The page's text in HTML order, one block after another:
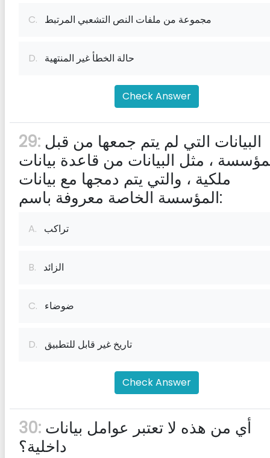
C. مجموعة من ملفات النص التشعبي المرتبط
D. حالة الخطأ غير المنتهية
Check Answer
29:
، مثل البيانات من قاعدة بيانات
ملكية ، والتي يتم دمجها مع بيانات
المؤسسة الخاصة معروفة باسم:
A. تراكب
B. الزائد
C. ضوضاء
D. تاريخ غير قابل للتطبيق
Check Answer
30:
داخلية؟